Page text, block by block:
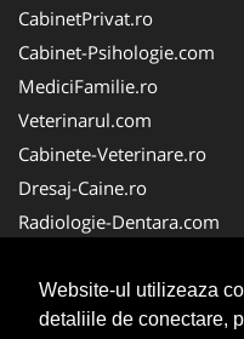
Website-ul utilizeaza
detaliile de conectare,
CabinetPrivat.ro
Cabinet-Psihologie.com
MediciFamilie.ro
Veterinarul.com
Cabinete-Veterinare.ro
Dresaj-Caine.ro
Radiologie-Dentara.com
Cabinet-Individual.ro
Medic-Bun.com